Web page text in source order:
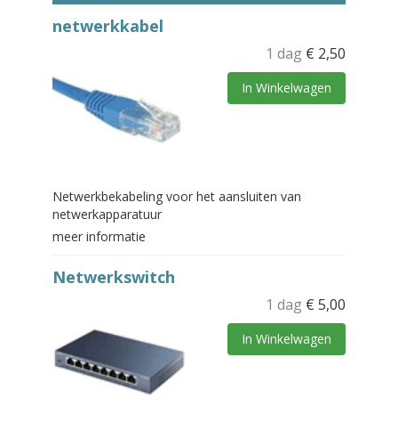
netwerkkabel
1 dag € 2,50
In Winkelwagen
Netwerkbekabeling voor het aansluiten van
netwerkapparatuur
meer informatie
Netwerkswitch
1 dag € 5,00
In Winkelwagen